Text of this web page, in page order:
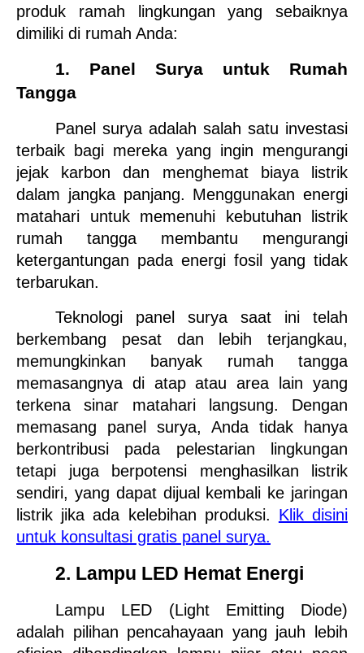
produk ramah lingkungan yang sebaiknya
dimiliki di rumah Anda:
1. Panel Surya untuk Rumah
Tangga
Panel surya adalah salah satu investasi
terbaik bagi mereka yang ingin mengurangi
jejak karbon dan menghemat biaya listrik
dalam jangka panjang. Menggunakan energi
matahari untuk memenuhi kebutuhan listrik
rumah tangga membantu mengurangi
ketergantungan pada energi fosil yang tidak
terbarukan.
Teknologi panel surya saat ini telah
berkembang pesat dan lebih terjangkau,
memungkinkan banyak rumah tangga
memasangnya di atap atau area lain yang
terkena sinar matahari langsung. Dengan
memasang panel surya, Anda tidak hanya
berkontribusi pada pelestarian lingkungan
tetapi juga berpotensi menghasilkan listrik
sendiri, yang dapat dijual kembali ke jaringan
listrik jika ada kelebihan produksi. Klik disini
untuk konsultasi gratis panel surya.
2. Lampu LED Hemat Energi
Lampu LED (Light Emitting Diode)
adalah pilihan pencahayaan yang jauh lebih